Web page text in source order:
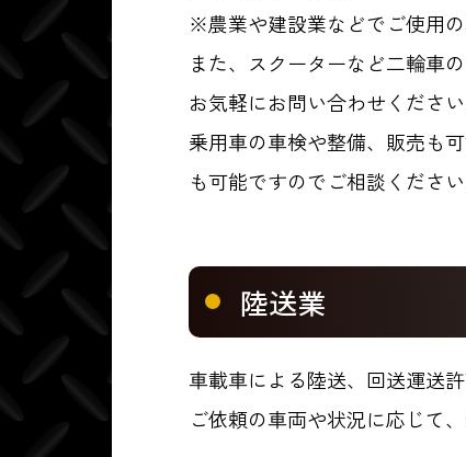
※農業や建設業などでご使用
また、スクーターなど二輪車
お気軽にお問い合わせください
乗用車の車検や整備、販売も
も可能ですのでご相談ください
陸送業
車載車による陸送、回送運送
ご依頼の車両や状況に応じて